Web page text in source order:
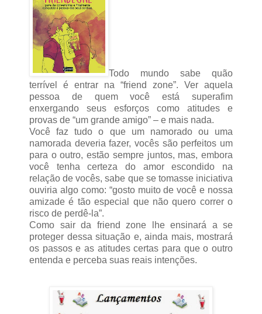
Todo mundo sabe quão
terrível é entrar na “friend zone”. Ver aquela
pessoa de quem você está superafim
enxergando seus esforços como atitudes e
provas de “um grande amigo” – e mais nada.
Você faz tudo o que um namorado ou uma
namorada deveria fazer, vocês são perfeitos um
para o outro, estão sempre juntos, mas, embora
você tenha certeza do amor escondido na
relação de vocês, sabe que se tomasse iniciativa
ouviria algo como: “gosto muito de você e nossa
amizade é tão especial que não quero correr o
risco de perdê-la”.
Como sair da friend zone lhe ensinará a se
proteger dessa situação e, ainda mais, mostrará
os passos e as atitudes certas para que o outro
entenda e perceba suas reais intenções.